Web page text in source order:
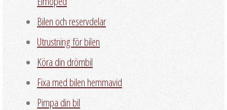
Bilen och reservdelar
Utrustning för bilen
Köra din drömbil
Fixa med bilen hemmavid
Pimpa din bil